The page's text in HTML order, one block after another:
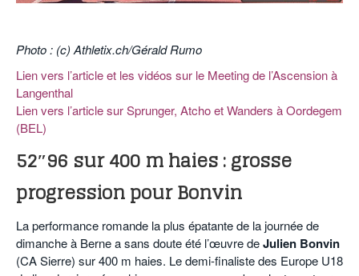
Photo : (c) Athletix.ch/Gérald Rumo
Lien vers l’article et les vidéos sur le Meeting de l’Ascension à
Langenthal
Lien vers l’article sur Sprunger, Atcho et Wanders à Oordegem
(BEL)
52″96 sur 400 m haies : grosse
progression pour Bonvin
La performance romande la plus épatante de la journée de
dimanche à Berne a sans doute été l’œuvre deJulien Bonvin
(CA Sierre) sur 400 m haies. Le demi-finaliste des Europe U18